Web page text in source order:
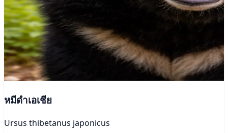
หมีดำเอเชีย
Ursus thibetanus japonicus